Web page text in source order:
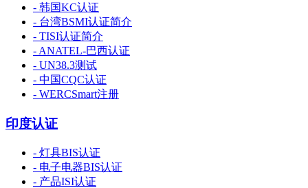
- 韩国KC认证
- 台湾BSMI认证简介
- TISI认证简介
- ANATEL-巴西认证
- UN38.3测试
- 中国CQC认证
- WERCSmart注册
印度认证
- 灯具BIS认证
- 电子电器BIS认证
- 产品ISI认证